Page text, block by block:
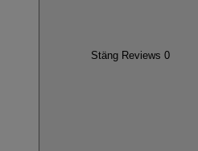
Stäng Reviews 0